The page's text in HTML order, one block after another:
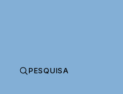
PESQUISA